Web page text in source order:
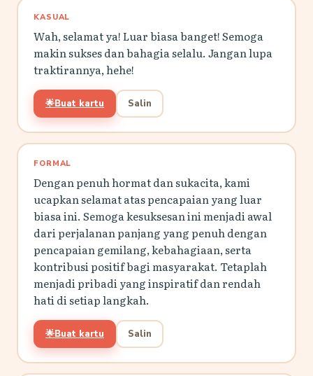
KASUAL
Wah, selamat ya! Luar biasa banget! Semoga
makin sukses dan bahagia selalu. Jangan lupa
traktirannya, hehe!
🌟Buat kartu Salin
FORMAL
Dengan penuh hormat dan sukacita, kami
ucapkan selamat atas pencapaian yang luar
biasa ini. Semoga kesuksesan ini menjadi awal
dari perjalanan panjang yang penuh dengan
pencapaian gemilang, kebahagiaan, serta
kontribusi positif bagi masyarakat. Tetaplah
menjadi pribadi yang inspiratif dan rendah
hati di setiap langkah.
🌟Buat kartu Salin